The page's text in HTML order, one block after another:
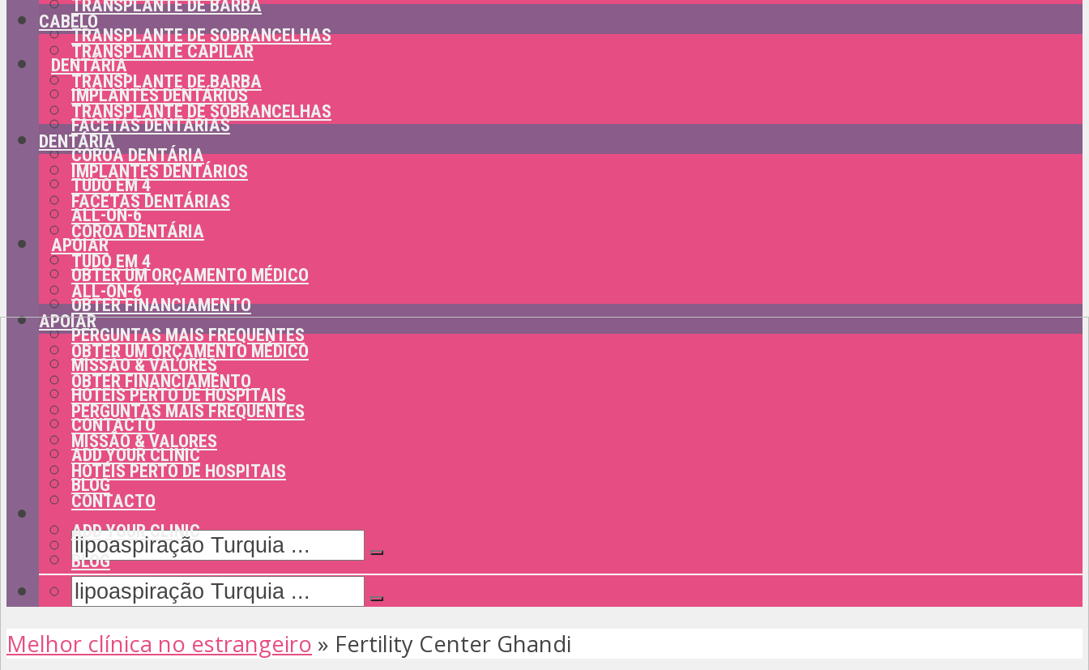
TRANSPLANTE DE BARBA
TRANSPLANTE DE SOBRANCELHAS
DENTÁRIA
IMPLANTES DENTÁRIOS
FACETAS DENTÁRIAS
COROA DENTÁRIA
TUDO EM 4
ALL-ON-6
APOIAR
OBTER UM ORÇAMENTO MÉDICO
OBTER FINANCIAMENTO
PERGUNTAS MAIS FREQUENTES
MISSÃO & VALORES
HOTÉIS PERTO DE HOSPITAIS
CONTACTO
ADD YOUR CLINIC
BLOG
CABELO
TRANSPLANTE CAPILAR
TRANSPLANTE DE BARBA
TRANSPLANTE DE SOBRANCELHAS
DENTÁRIA
IMPLANTES DENTÁRIOS
FACETAS DENTÁRIAS
COROA DENTÁRIA
TUDO EM 4
ALL-ON-6
APOIAR
OBTER UM ORÇAMENTO MÉDICO
OBTER FINANCIAMENTO
PERGUNTAS MAIS FREQUENTES
MISSÃO & VALORES
HOTÉIS PERTO DE HOSPITAIS
CONTACTO
ADD YOUR CLINIC
BLOG
Melhor clínica no estrangeiro » Fertility Center Ghandi